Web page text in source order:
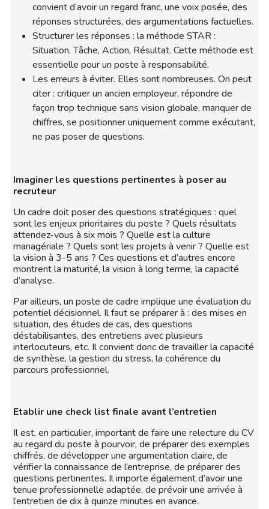
convient d’avoir un regard franc, une voix posée, des
réponses structurées, des argumentations factuelles.
Structurer les réponses : la méthode STAR :
Situation, Tâche, Action, Résultat. Cette méthode est
essentielle pour un poste à responsabilité.
Les erreurs à éviter. Elles sont nombreuses. On peut
citer : critiquer un ancien employeur, répondre de
façon trop technique sans vision globale, manquer de
chiffres, se positionner uniquement comme exécutant,
ne pas poser de questions.
Imaginer les questions pertinentes à poser au
recruteur
Un cadre doit poser des questions stratégiques : quel
sont les enjeux prioritaires du poste ? Quels résultats
attendez-vous à six mois ? Quelle est la culture
managériale ? Quels sont les projets à venir ? Quelle est
la vision à 3-5 ans ? Ces questions et d’autres encore
montrent la maturité, la vision à long terme, la capacité
d’analyse.
Par ailleurs, un poste de cadre implique une évaluation du
potentiel décisionnel. Il faut se préparer à : des mises en
situation, des études de cas, des questions
déstabilisantes, des entretiens avec plusieurs
interlocuteurs, etc. Il convient donc de travailler la capacité
de synthèse, la gestion du stress, la cohérence du
parcours professionnel.
Etablir une check list finale avant l’entretien
Il est, en particulier, important de faire une relecture du CV
au regard du poste à pourvoir, de préparer des exemples
chiffrés, de développer une argumentation claire, de
vérifier la connaissance de l’entreprise, de préparer des
questions pertinentes. Il importe également d’avoir une
tenue professionnelle adaptée, de prévoir une arrivée à
l’entretien de dix à quinze minutes en avance.